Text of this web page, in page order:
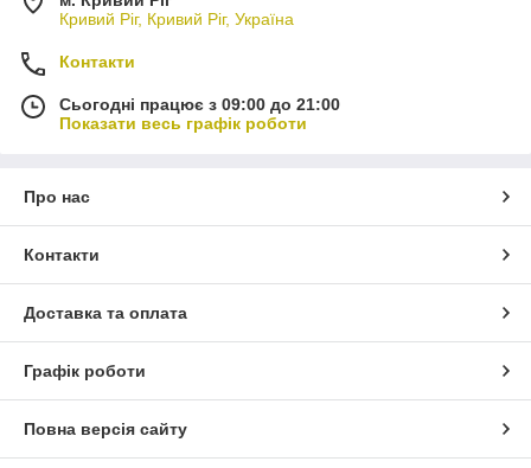
Кривий Ріг, Кривий Ріг, Україна
Контакти
Сьогодні працює з 09:00 до 21:00
Показати весь графік роботи
Про нас
Контакти
Доставка та оплата
Графік роботи
Повна версія сайту